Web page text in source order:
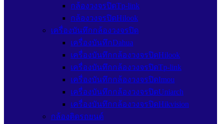
กล้องวงจรปิดTp-link
กล้องวงจรปิดHilook
เครื่องบันทึกกล้องวงจรปิด
เครื่องบันทึกDahua
เครื่องบันทึกกล้องวงจรปิดHilook
เครื่องบันทึกกล้องวงจรปิดTp-link
เครื่องบันทึกกล้องวงจรปิดImou
เครื่องบันทึกกล้องวงจรปิดUniarch
เครื่องบันทึกกล้องวงจรปิดHikvision
กล้องติดรถยนต์